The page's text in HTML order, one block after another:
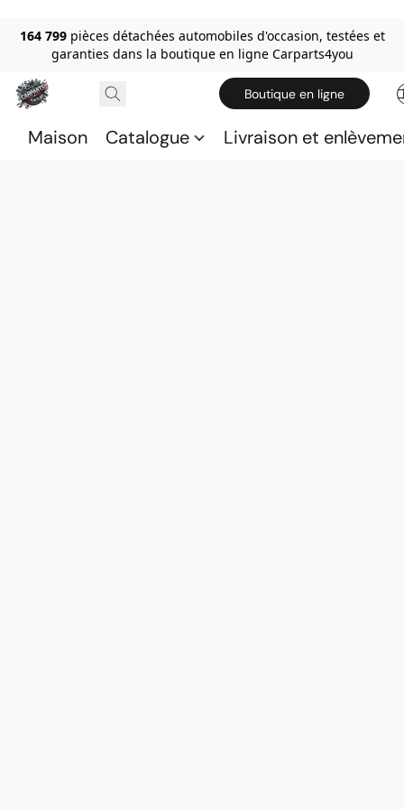
164 799 pièces détachées automobiles d'occasion, testées et
garanties dans la boutique en ligne Carparts4you
Boutique en ligne
Maison Catalogue Livraison et